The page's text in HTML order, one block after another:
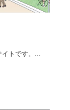
イトです。...